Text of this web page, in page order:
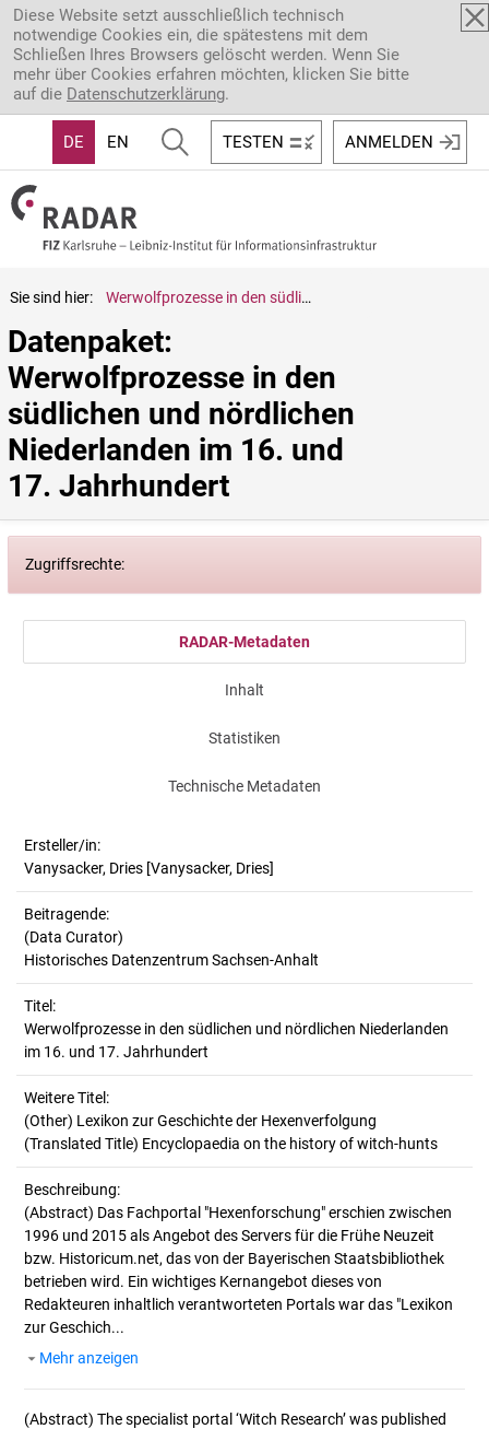
Direkt zum Inhalt
Diese Website setzt ausschließlich technisch
notwendige Cookies ein, die spätestens mit dem
Schließen Ihres Browsers gelöscht werden. Wenn Sie
mehr über Cookies erfahren möchten, klicken Sie bitte
auf die Datenschutzerklärung.
DE EN TESTEN ANMELDEN
Sie sind hier: Werwolfprozesse in den südlichen und nördlichen Niederlanden im 16. und 17. Jahrhundert
Datenpaket:
Werwolfprozesse in den
südlichen und nördlichen
Niederlanden im 16. und
17. Jahrhundert
Zugriffsrechte:
RADAR-Metadaten
Inhalt
Statistiken
Technische Metadaten
Ersteller/in:
Vanysacker, Dries [Vanysacker, Dries]
Beitragende:
(Data Curator)
Historisches Datenzentrum Sachsen-Anhalt
Titel:
Werwolfprozesse in den südlichen und nördlichen Niederlanden
im 16. und 17. Jahrhundert
Weitere Titel:
(Other) Lexikon zur Geschichte der Hexenverfolgung
(Translated Title) Encyclopaedia on the history of witch-hunts
Beschreibung:
(Abstract) Das Fachportal "Hexenforschung" erschien zwischen
1996 und 2015 als Angebot des Servers für die Frühe Neuzeit
bzw. Historicum.net, das von der Bayerischen Staatsbibliothek
betrieben wird. Ein wichtiges Kernangebot dieses von
Redakteuren inhaltlich verantworteten Portals war das "Lexikon
zur Geschich...
Mehr anzeigen
(Abstract) The specialist portal ‘Witch Research’ was published